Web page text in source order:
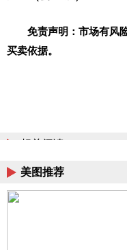
免责声明：市场有风
买卖依据。
相关阅读
美图推荐